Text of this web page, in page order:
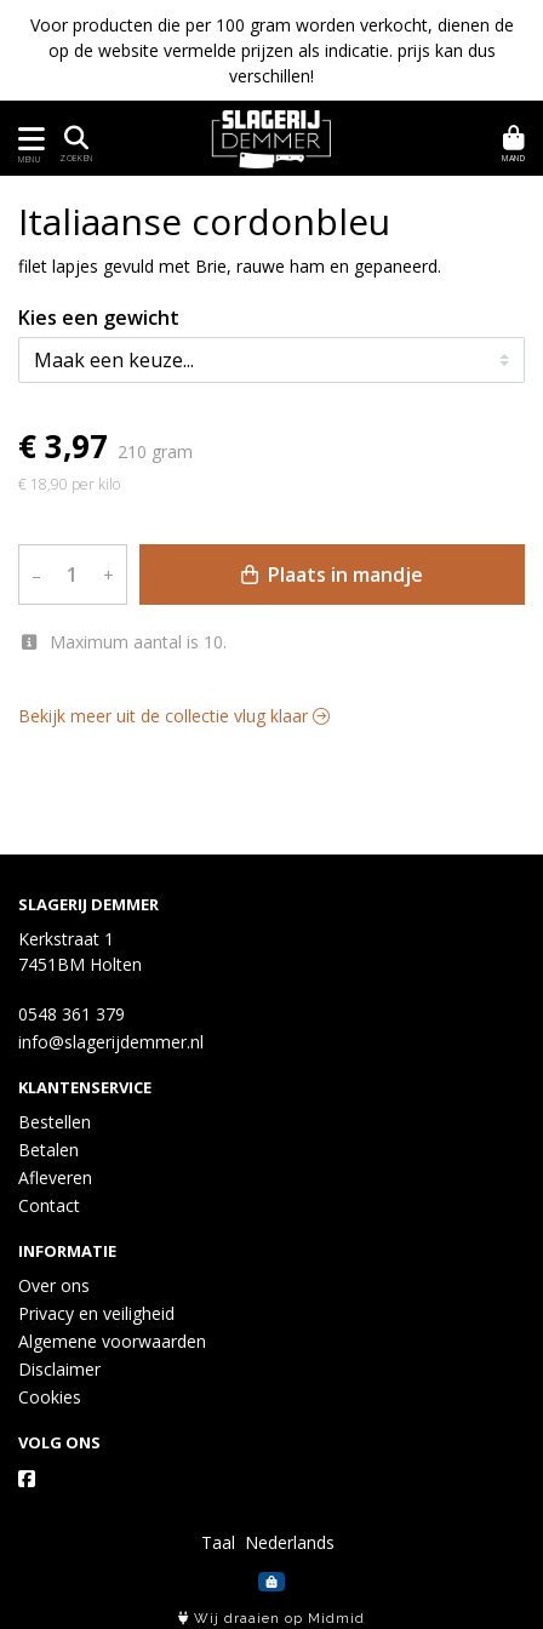
Voor producten die per 100 gram worden verkocht, dienen de
op de website vermelde prijzen als indicatie. prijs kan dus
verschillen!
MENU ZOEKEN MAND
Italiaanse cordonbleu
filet lapjes gevuld met Brie, rauwe ham en gepaneerd.
Kies een gewicht
€ 3,97 210 gram
€ 18,90 per kilo
– + Plaats in mandje
Maximum aantal is 10.
Bekijk meer uit de collectie vlug klaar
SLAGERIJ DEMMER
Kerkstraat 1
7451BM Holten
0548 361 379
info@slagerijdemmer.nl
KLANTENSERVICE
Bestellen
Betalen
Afleveren
Contact
INFORMATIE
Over ons
Privacy en veiligheid
Algemene voorwaarden
Disclaimer
Cookies
VOLG ONS
Taal
Wij draaien op Midmid